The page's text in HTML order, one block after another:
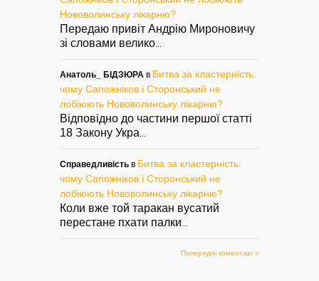
Нововолинську лікарню?
Передаю привіт Андрію Мироновичу
зі словами велико
Анатоль_ БІДЗЮРА в Битва за кластерність:
чому Сапожніков і Сторонський не
лобіюють Нововолинську лікарню?
Відповідно до частини першої статті
18 Закону Укра
Справедливість в Битва за кластерність:
чому Сапожніков і Сторонський не
лобіюють Нововолинську лікарню?
Коли вже той таракан вусатий
перестане пхати палки
Попередні коментарі »